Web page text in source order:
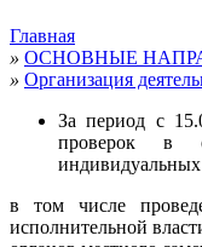
Главная
» ОСНОВНЫЕ
» Организация
За период с
проверок в
в том числе
исполнительной